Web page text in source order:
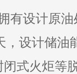
有设计原
，设计储油
式火炬等